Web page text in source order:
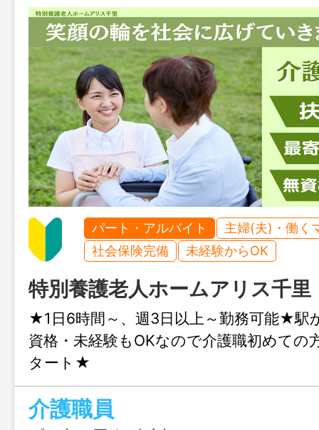
パート・アルバイト
主婦(夫)・働く
社会保険完備
未経験からOK
特別養護老人ホームアリス千里
★1日6時間～、週3日以上～勤務可能★駅
資格・未経験もOKなので介護職初めての
タート★
介護職員